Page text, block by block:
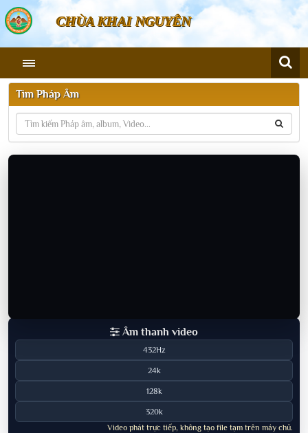
CHÙA KHAI NGUYÊN
Tìm Pháp Âm
Âm thanh video
432Hz
24k
128k
320k
Video phát trực tiếp, không tạo file tạm trên máy chủ.